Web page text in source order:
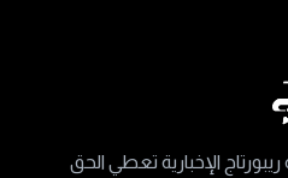
الإخبارية تعطي الحق